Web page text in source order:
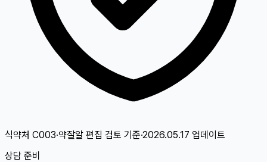
식약처 C003·약잘알 편집 검토 기준·2026.05.17 업데이트
상담 준비